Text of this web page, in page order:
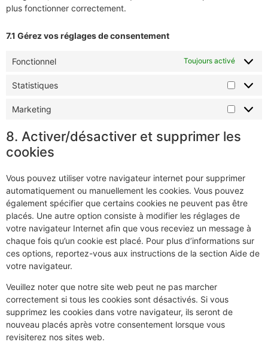
plus fonctionner correctement.
7.1 Gérez vos réglages de consentement
Fonctionnel Toujours activé
Statistiques
Marketing
8. Activer/désactiver et supprimer les
cookies
Vous pouvez utiliser votre navigateur internet pour supprimer
automatiquement ou manuellement les cookies. Vous pouvez
également spécifier que certains cookies ne peuvent pas être
placés. Une autre option consiste à modifier les réglages de
votre navigateur Internet afin que vous receviez un message à
chaque fois qu’un cookie est placé. Pour plus d’informations sur
ces options, reportez-vous aux instructions de la section Aide de
votre navigateur.
Veuillez noter que notre site web peut ne pas marcher
correctement si tous les cookies sont désactivés. Si vous
supprimez les cookies dans votre navigateur, ils seront de
nouveau placés après votre consentement lorsque vous
revisiterez nos sites web.